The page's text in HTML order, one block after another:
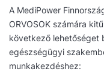
A MediPower
ORVOSOK számára
következő lehetőséget
egészségügyi
munkakezdéshez: